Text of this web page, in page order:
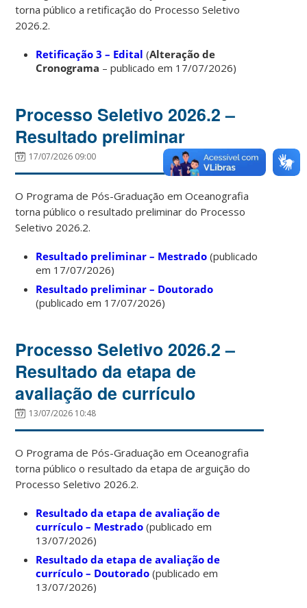
torna público a retificação do Processo Seletivo
2026.2.
Retificação 3 – Edital (Alteração de
Cronograma – publicado em 17/07/2026)
Processo Seletivo 2026.2 –
Resultado preliminar
17/07/2026 09:00
O Programa de Pós-Graduação em Oceanografia
torna público o resultado preliminar do Processo
Seletivo 2026.2.
Resultado preliminar – Mestrado (publicado
em 17/07/2026)
Resultado preliminar – Doutorado
(publicado em 17/07/2026)
Processo Seletivo 2026.2 –
Resultado da etapa de
avaliação de currículo
13/07/2026 10:48
O Programa de Pós-Graduação em Oceanografia
torna público o resultado da etapa de arguição do
Processo Seletivo 2026.2.
Resultado da etapa de avaliação de
currículo – Mestrado (publicado em
13/07/2026)
Resultado da etapa de avaliação de
currículo – Doutorado (publicado em
13/07/2026)